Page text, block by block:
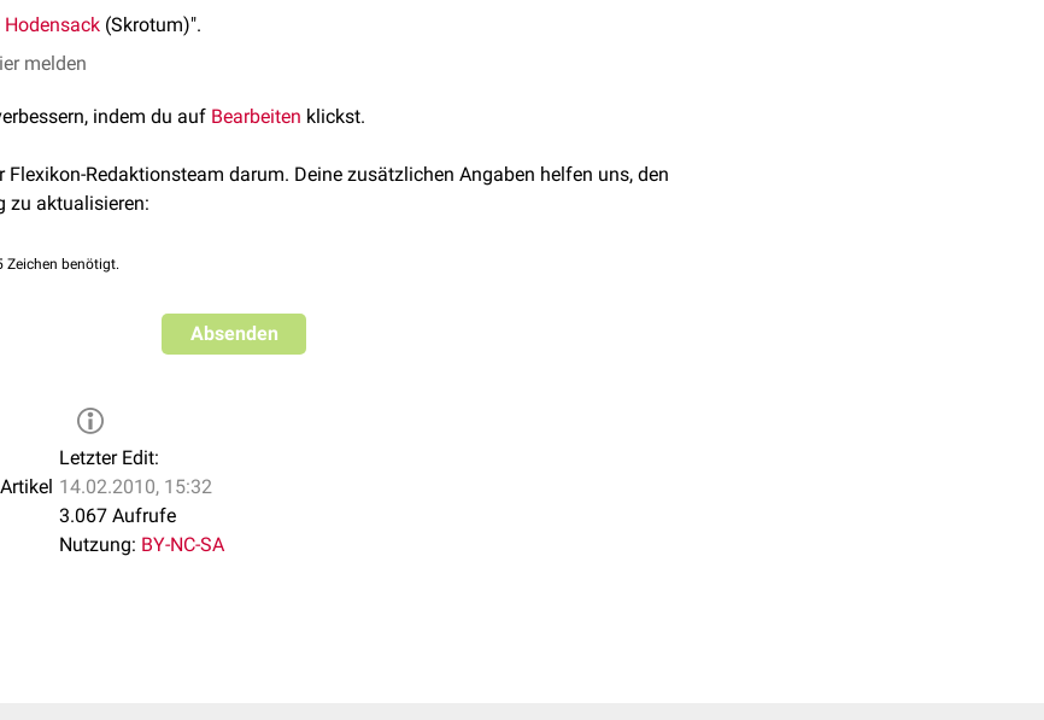
Hodensack (Skrotum)".
melden
indem du auf Bearbeiten klickst.
Redaktionsteam darum. Deine zusätzlichen Angaben helfen uns, den
zu aktualisieren:
Zeichen benötigt.
Absenden
Letzter Edit:
14.02.2010, 15:32
3.067 Aufrufe
Nutzung: BY-NC-SA